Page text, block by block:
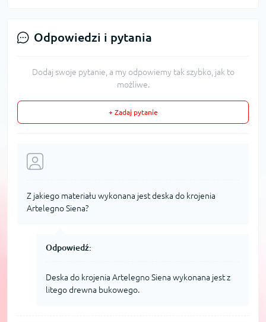
Odpowiedzi i pytania
Dodaj swoje pytanie, a my odpowiemy tak szybko, jak to
możliwe.
+ Zadaj pytanie
Z jakiego materiału wykonana jest deska do krojenia
Artelegno Siena?
Odpowiedź:
Deska do krojenia Artelegno Siena wykonana jest z
litego drewna bukowego.